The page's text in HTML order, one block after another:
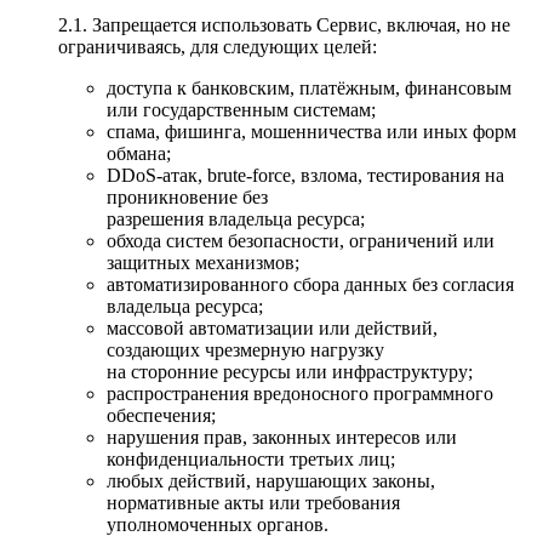
2.1. Запрещается использовать Сервис, включая, но не
ограничиваясь, для следующих целей:
доступа к банковским, платёжным, финансовым
или государственным системам;
спама, фишинга, мошенничества или иных форм
обмана;
DDoS-атак, brute-force, взлома, тестирования на
проникновение без
разрешения владельца ресурса;
обхода систем безопасности, ограничений или
защитных механизмов;
автоматизированного сбора данных без согласия
владельца ресурса;
массовой автоматизации или действий,
создающих чрезмерную нагрузку
на сторонние ресурсы или инфраструктуру;
распространения вредоносного программного
обеспечения;
нарушения прав, законных интересов или
конфиденциальности третьих лиц;
любых действий, нарушающих законы,
нормативные акты или требования
уполномоченных органов.